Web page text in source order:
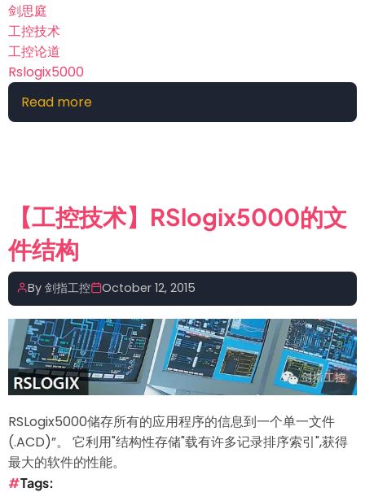
装
出
剑思庭
工控技术
工控论道
Rslogix5000
Read more
【工
RSLogix5000
项
件
压
缩
【工控技术】RSlogix5000的文
件结构
By 剑指工控 October 12, 2015
RSLogix5000储存所有的应用程序的信息到一个单一文件
(.ACD)”。 它利用"结构性存储"载有许多记录排序索引",获得
最大的软件的性能。
Tags